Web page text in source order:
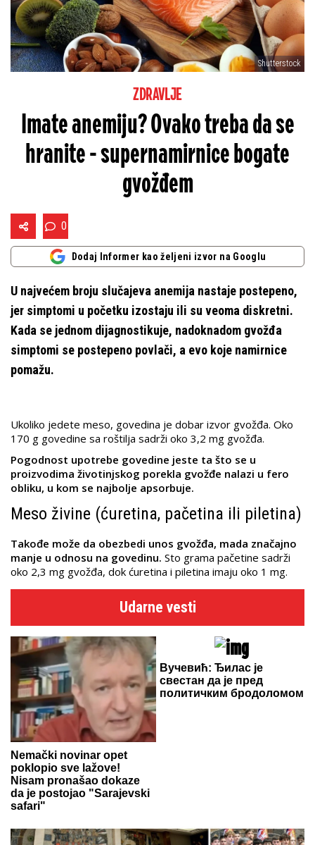
Shutterstock
ZDRAVLJE
Imate anemiju? Ovako treba da se
hranite - supernamirnice bogate
gvožđem
0
Dodaj Informer kao željeni izvor na Googlu
U najvećem broju slučajeva anemija nastaje postepeno,
jer simptomi u početku izostaju ili su veoma diskretni.
Kada se jednom dijagnostikuje, nadoknadom gvožđa
simptomi se postepeno povlači, a evo koje namirnice
pomažu.
Ukoliko jedete meso, govedina je dobar izvor gvožđa. Oko
170 g govedine sa roštilja sadrži oko 3,2 mg gvožđa.
Pogodnost upotrebe govedine jeste ta što se u
proizvodima životinjskog porekla gvožđe nalazi u fero
obliku, u kom se najbolje apsorbuje.
Meso živine (ćuretina, pačetina ili piletina)
Takođe može da obezbedi unos gvožđa, mada značajno
manje u odnosu na govedinu. Sto grama pačetine sadrži
oko 2,3 mg gvožđa, dok ćuretina i piletina imaju oko 1 mg.
Udarne vesti
Nemački novinar opet
poklopio sve lažove!
Nisam pronašao dokaze
da je postojao "Sarajevski
safari"
Вучевић: Ђилас је
свестан да је пред
политичким бродоломом